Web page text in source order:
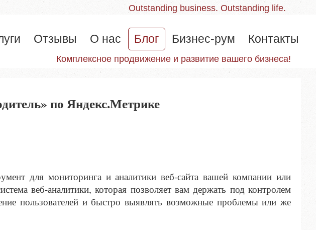
Outstanding business. Outstanding life.
Отзывы О нас Блог Бизнес-рум Контакты
Комплексное продвижение и развитие вашего бизнеса!
по Яндекс.Метрике
для мониторинга и аналитики веб-сайта вашей компании или
веб-аналитики, которая позволяет вам держать под контролем
пользователей и быстро выявлять возможные проблемы или же